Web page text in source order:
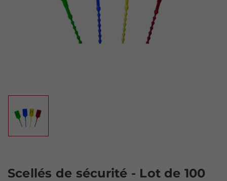
Scellés de sécurité - Lot de 100